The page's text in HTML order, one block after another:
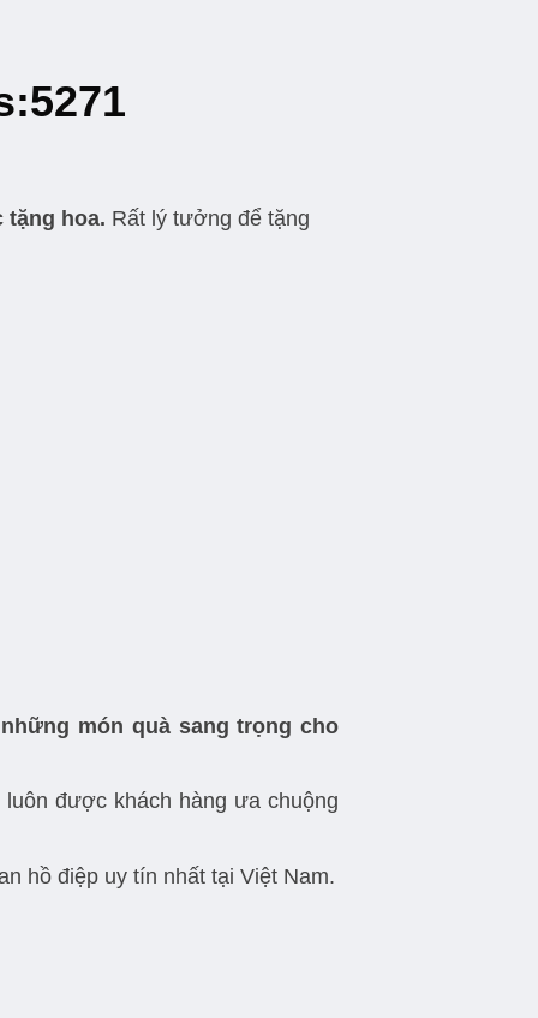
hoa. Rất lý tưởng để tặng
món quà sang trọng cho
được khách hàng ưa chuộng
hồ điệp uy tín nhất tại Việt Nam.